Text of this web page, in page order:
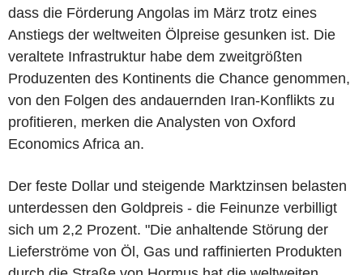
dass die Förderung Angolas im März trotz eines
Anstiegs der weltweiten Ölpreise gesunken ist. Die
veraltete Infrastruktur habe dem zweitgrößten
Produzenten des Kontinents die Chance genommen,
von den Folgen des andauernden Iran-Konflikts zu
profitieren, merken die Analysten von Oxford
Economics Africa an.
Der feste Dollar und steigende Marktzinsen belasten
unterdessen den Goldpreis - die Feinunze verbilligt
sich um 2,2 Prozent. "Die anhaltende Störung der
Lieferströme von Öl, Gas und raffinierten Produkten